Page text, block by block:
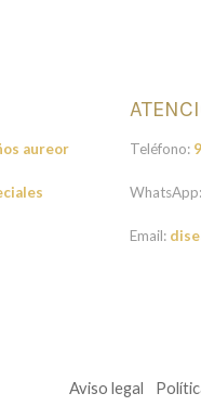
aureor
Teléfono:
WhatsApp:
Email:
Aviso legal